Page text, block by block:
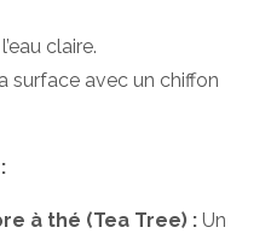
claire.
surface avec un chiffon
à thé (Tea Tree) : Un